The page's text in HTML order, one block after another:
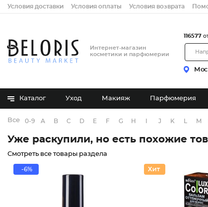
Условия доставки Условия оплаты Условия возврата
Интернет-магазин
косметики и парфюмерии
116577
Каталог Уход Макияж Парфюмерия
Все бренды
0-9 A B C D E F G H J K M
Уже раскупили, но есть похожие
Смотреть все товары раздела
-6%